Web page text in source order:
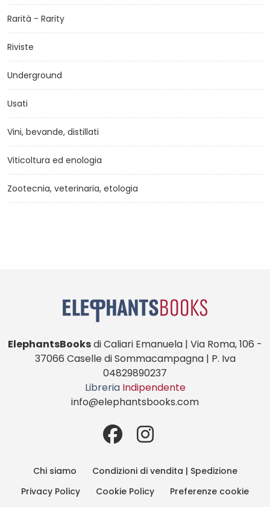
Rarità - Rarity
Riviste
Underground
Usati
Vini, bevande, distillati
Viticoltura ed enologia
Zootecnia, veterinaria, etologia
ElephantsBooksdi Caliari Emanuela | Via Roma, 106 -
37066 Caselle di Sommacampagna | P. Iva
04829890237
Libreria Indipendente
info@elephantsbooks.com
Chi siamo
Condizioni di vendita | Spedizione
Privacy Policy
Cookie Policy Preferenze cookie